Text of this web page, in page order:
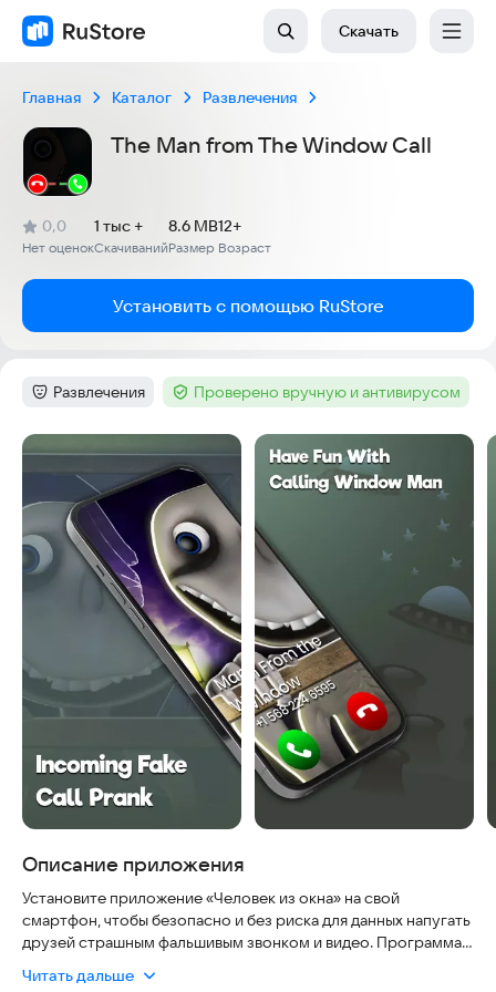
Скачать
Главная Каталог Развлечения
The Man from The Window Call
Рейтинг:
0,0
(
Нет оценок
)
Скачиваний
1 тыс +
Размер
8.6 MB
Возраст
12+
Установить с помощью RuStore
Категория:
Развлечения Тег :Проверено вручную и антивирусом
Скриншоты
Описание приложения
Установите приложение «Человек из окна» на свой
смартфон, чтобы безопасно и без риска для данных напугать
друзей страшным фальшивым звонком и видео. Программа
шуток и полностью безопасна, так как не совершает
Читать дальше